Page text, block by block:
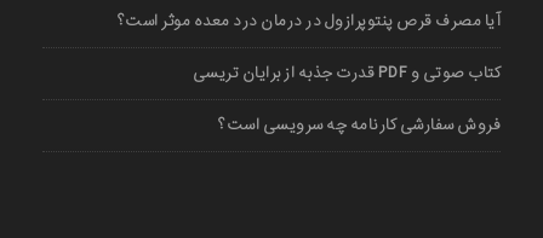
آیا مصرف قرص پنتوپرازول در درمان درد معده موثر است؟
کتاب صوتی و PDF قدرت جذبه از برایان تریسی
فروش سفارشی کارنامه چه سرویسی است؟